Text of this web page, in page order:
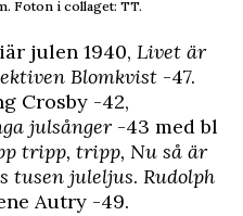
Foton i collaget: TT.
julen 1940, Livet är
Blomkvist -47.
Crosby -42,
julsånger -43 med bl
tripp, tripp, Nu så är
tusen juleljus. Rudolph
Autry -49.